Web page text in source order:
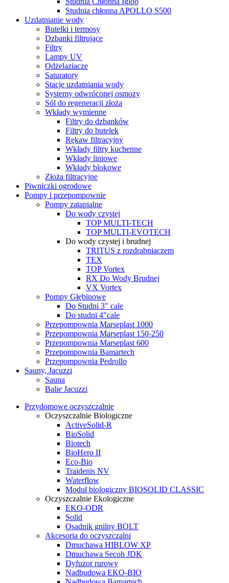
Studnia chłonna APOLLO S500
Uzdatnianie wody
Butelki i termosy
Dzbanki filtrujące
Filtry
Lampy UV
Odżelaziacze
Saturatory
Stacje uzdatniania wody
Systemy odwróconej osmozy
Sól do regeneracji złoża
Wkłady wymienne
Filtry do dzbanków
Filtry do butelek
Rękaw filtracyjny
Wkłady filtry kuchenne
Wkłady liniowe
Wkłady blokowe
Złoża filtracyjne
Piwniczki ogrodowe
Pompy i przepompownie
Pompy zatapialne
Do wody czystej
TOP MULTI-TECH
TOP MULTI-EVOTECH
Do wody czystej i brudnej
TRITUS z rozdrabniaczem
TEX
TOP Vortex
RX Do Wody Brudnej
VX Vortex
Pompy Głębinowe
Do Studni 3″ cale
Do studni 4″cale
Przepompownia Marseplast 1000
Przepompownia Marseplast 150-250
Przepompownia Marseplast 600
Przepompownia Bamartech
Przepompownia Pedrollo
Sauny, Jacuzzi
Sauna
Balie Jacuzzi
Przydomowe oczyszczalnie
Oczyszczalnie Biologiczne
ActiveSolid-R
BioSolid
Biotech
BioHero II
Eco-Bio
Traidenis NV
Waterflow
Moduł biologiczny BIOSOLID CLASSIC
Oczyszczalnie Ekologiczne
EKO-ODR
Solid
Osadnik gnilny BOLT
Akcesoria do oczyszczalni
Dmuchawa HIBLOW XP
Dmuchawa Secoh JDK
Dyfuzor rurowy
Nadbudowa EKO-BIO